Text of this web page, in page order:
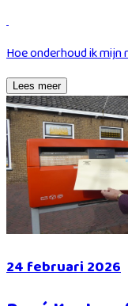
Hoe onderhoud ik
Lees meer
24 februari 2026